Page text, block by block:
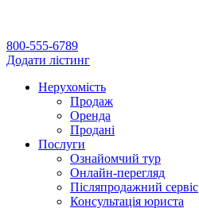
800-555-6789
Додати лістинг
Нерухомість
Продаж
Оренда
Продані
Послуги
Ознайомчий тур
Онлайн-перегляд
Післяпродажний сервіс
Консультація юриста